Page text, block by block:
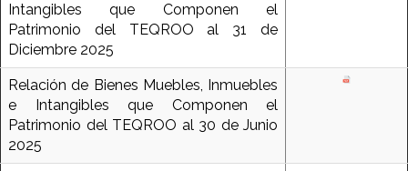
Intangibles que Componen el
Patrimonio del TEQROO al 31 de
Diciembre 2025
Relación de Bienes Muebles, Inmuebles
e Intangibles que Componen el
Patrimonio del TEQROO al 30 de Junio
2025